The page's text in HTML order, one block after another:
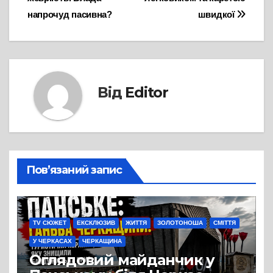
записів
швидкої
напрочуд пасивна?
Від Editor
Пов’язаний запис
TV СЮЖЕТ ЕКСКЛЮЗИВ ЖИТТЯ ЗОЛОТОНОША СМІТТЯ
У ЧЕРКАСАХ ЧЕРКАЩИНА
Оглядовий майданчик у